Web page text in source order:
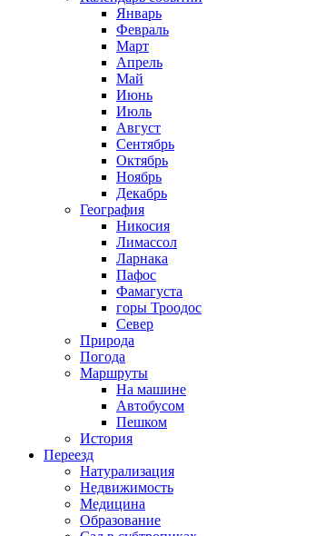
Январь
Февраль
Март
Апрель
Май
Июнь
Июль
Август
Сентябрь
Октябрь
Ноябрь
Декабрь
География
Никосия
Лимассол
Ларнака
Пафос
Фамагуста
горы Троодос
Север
Природа
Погода
Маршруты
На машине
Автобусом
Пешком
История
Переезд
Натурализация
Недвижимость
Медицина
Образование